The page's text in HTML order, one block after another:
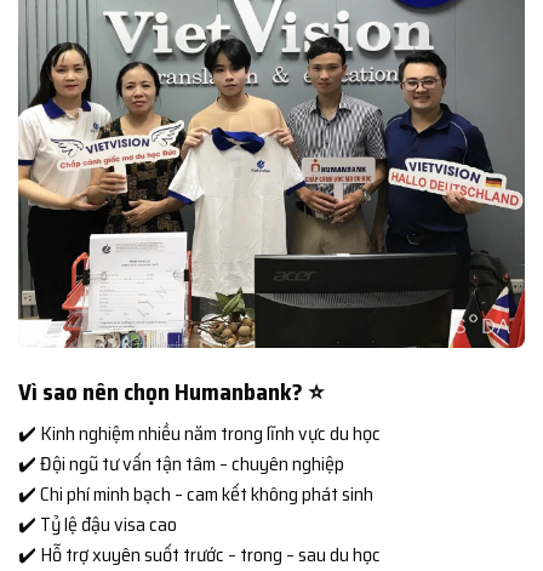
Vì sao nên chọn Humanbank? ⭐
✔️ Kinh nghiệm nhiều năm trong lĩnh vực du học
✔️ Đội ngũ tư vấn tận tâm – chuyên nghiệp
✔️ Chi phí minh bạch – cam kết không phát sinh
✔️ Tỷ lệ đậu visa cao
✔️ Hỗ trợ xuyên suốt trước – trong – sau du học